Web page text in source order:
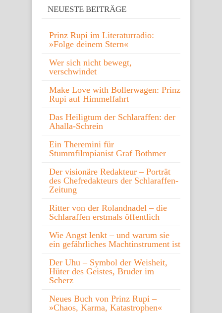
NEUESTE BEITRÄGE
Prinz Rupi im Literaturradio:
»Folge deinem Stern«
Wer sich nicht bewegt,
verschwindet
Make Love with Bollerwagen: Prinz
Rupi auf Himmelfahrt
Das Heiligtum der Schlaraffen: der
Ahalla-Schrein
Ein Theremini für
Stummfilmpianist Graf Bothmer
Der visionäre Redakteur – Porträt
des Chefredakteurs der Schlaraffen-
Zeitung
Ritter von der Rolandnadel – die
Schlaraffen erstmals öffentlich
Wie Angst lenkt – und warum sie
ein gefährliches Machtinstrument ist
Der Uhu – Symbol der Weisheit,
Hüter des Geistes, Bruder im
Scherz
Neues Buch von Prinz Rupi –
»Chaos, Karma, Katastrophen«